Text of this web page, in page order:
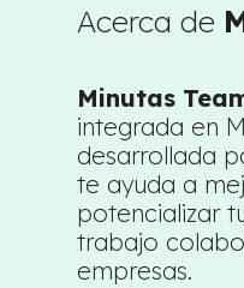
Acerca de
Minutas
integrada en
desarrollada
te ayuda a
potencializar
trabajo
empresas.